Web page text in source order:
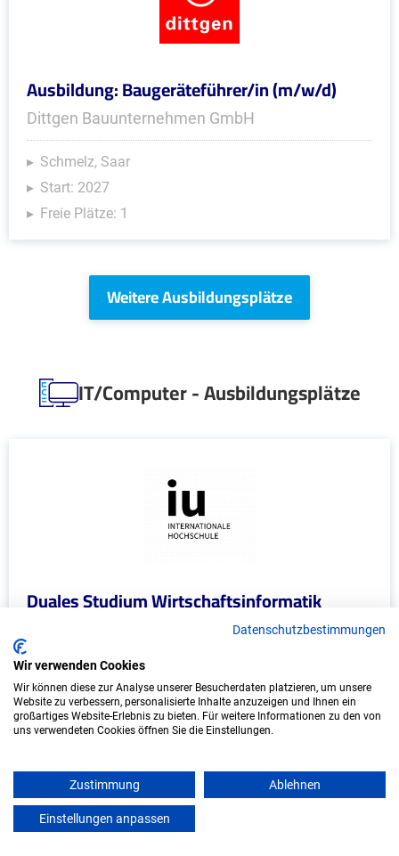
Ausbildung: Baugeräteführer/in (m/w/d)
Dittgen Bauunternehmen GmbH
Schmelz, Saar
Start: 2027
Freie Plätze: 1
Weitere Ausbildungsplätze
IT/Computer - Ausbildungsplätze
Duales Studium Wirtschaftsinformatik
(B.Sc.) am virtuellen Campus - KIX Service
KIX Service Software GmbH
In Kooperation mit IU Duales Studium (Internationale
Hochschule)
bundesweit
Start: Oktober 2026
Freie Plätze: 1
Datenschutzbestimmungen
Wir verwenden Cookies
Wir können diese zur Analyse unserer Besucherdaten platzieren, um unsere
Website zu verbessern, personalisierte Inhalte anzuzeigen und Ihnen ein
großartiges Website-Erlebnis zu bieten. Für weitere Informationen zu den von
uns verwendeten Cookies öffnen Sie die Einstellungen.
Zustimmung Ablehnen
Einstellungen anpassen